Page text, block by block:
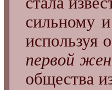
сильному
используя
первой
общества